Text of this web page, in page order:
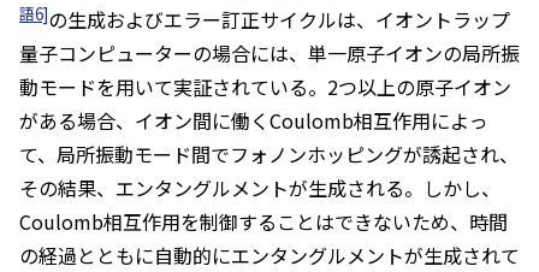
語6]の生成およびエラー訂正サイクルは、イオントラップ
量子コンピューターの場合には、単一原子イオンの局所振
動モードを用いて実証されている。2つ以上の原子イオン
がある場合、イオン間に働くCoulomb相互作用によっ
て、局所振動モード間でフォノンホッピングが誘起され、
その結果、エンタングルメントが生成される。しかし、
Coulomb相互作用を制御することはできないため、時間
の経過とともに自動的にエンタングルメントが生成されて